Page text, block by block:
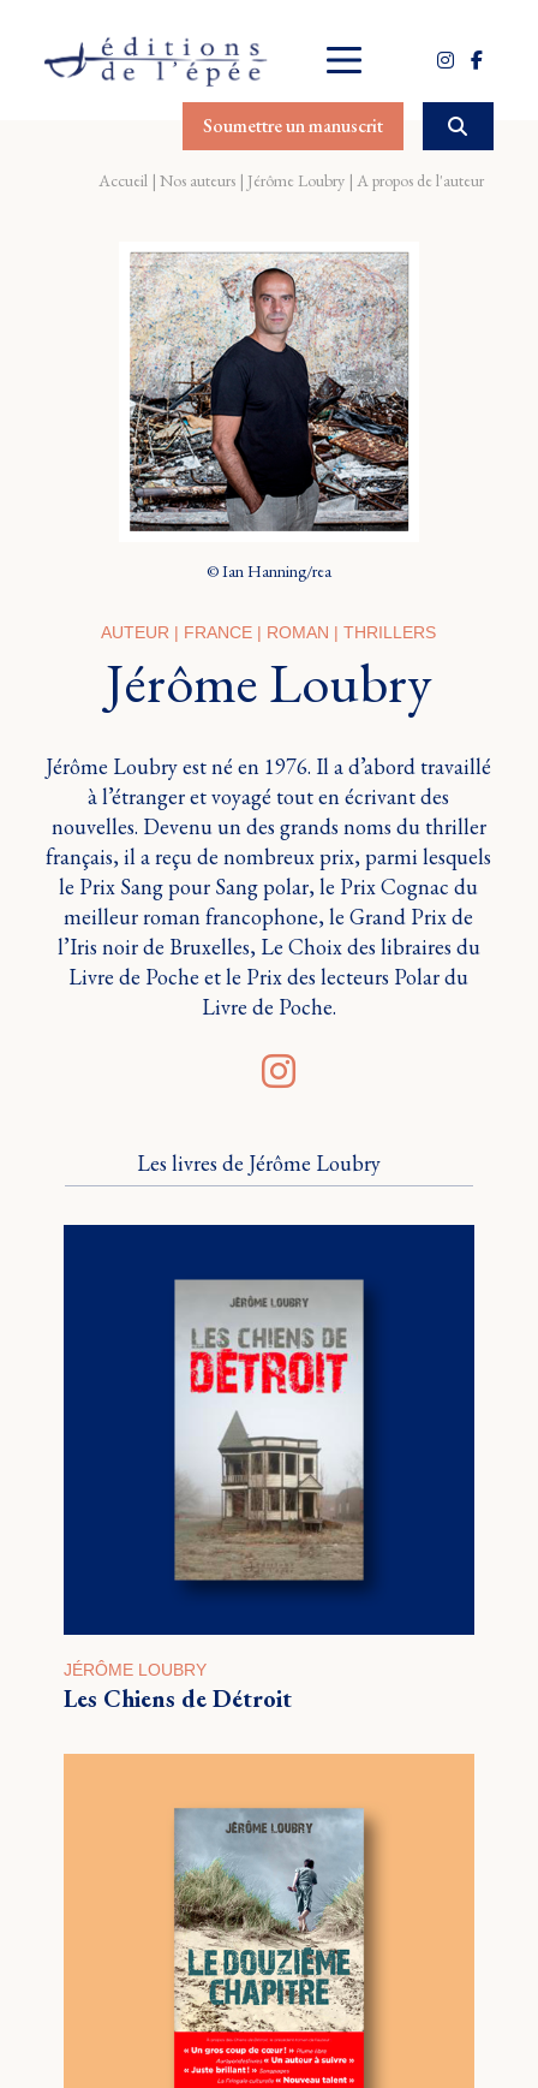
Soumettre un manuscrit
Accueil Nos auteurs Jérôme Loubry A propos de l'auteur
© Ian Hanning/rea
AUTEUR | FRANCE | ROMAN | THRILLERS
Jérôme Loubry
Jérôme Loubry est né en 1976. Il a d’abord travaillé
à l’étranger et voyagé tout en écrivant des
nouvelles. Devenu un des grands noms du thriller
français, il a reçu de nombreux prix, parmi lesquels
le Prix Sang pour Sang polar, le Prix Cognac du
meilleur roman francophone, le Grand Prix de
l’Iris noir de Bruxelles, Le Choix des libraires du
Livre de Poche et le Prix des lecteurs Polar du
Livre de Poche.
Les livres de Jérôme Loubry
JÉRÔME LOUBRY
Les Chiens de Détroit